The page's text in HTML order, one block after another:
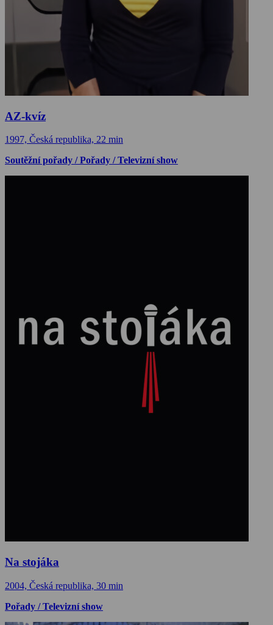
AZ-kvíz
1997, Česká republika, 22 min
Soutěžní pořady / Pořady / Televizní show
Na stojáka
2004, Česká republika, 30 min
Pořady / Televizní show